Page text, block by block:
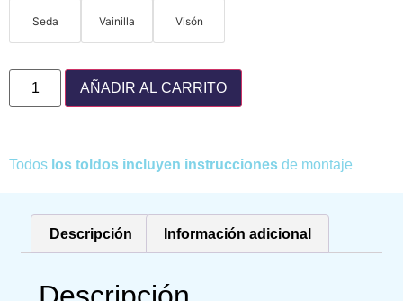
Seda Vainilla Visón
AÑADIR AL CARRITO
Todos los toldos incluyen instrucciones de montaje
Descripción Información adicional